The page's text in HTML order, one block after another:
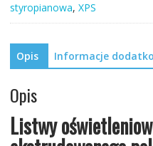
styropianowa, XPS
Opis Informacje
Opis
Listwy